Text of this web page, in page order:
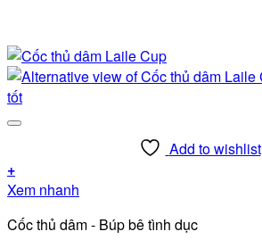
Add to wishlist
+
Sản
này
Xem nhanh
Cốc thủ dâm - Búp bê tình dục